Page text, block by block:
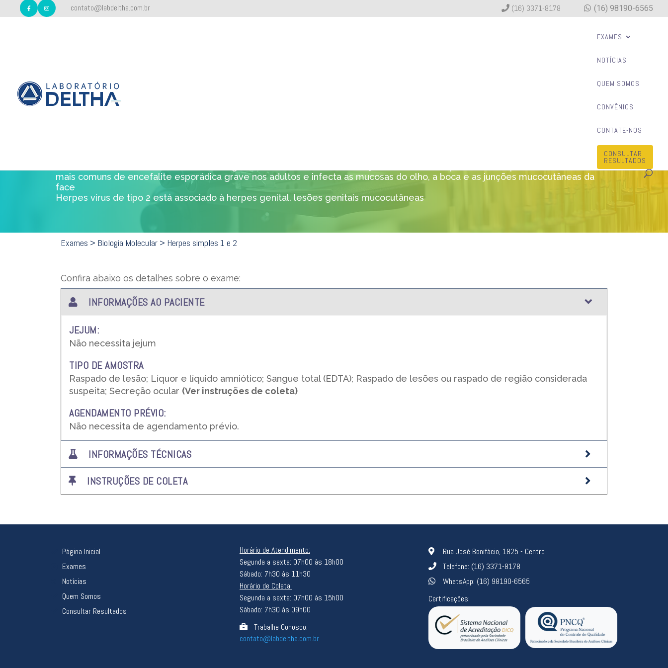
contato@labdeltha.com.br (16) 3371-8178 (16) 98190-6565
EXAMES
NOTÍCIAS
QUEM SOMOS
CONVÊNIOS
CONTATE-NOS
CONSULTAR
RESULTADOS
forma latente. Estão relacionados a uma grande variedade de manifestações clínicas. O herpes vírus de tipo 1 é uma das causas
mais comuns de encefalite esporádica grave nos adultos e infecta as mucosas do olho, a boca e as junções mucocutâneas da
face
Herpes vírus de tipo 2 está associado à herpes genital. lesões genitais mucocutâneas
Exames > Biologia Molecular > Herpes simples 1 e 2
Confira abaixo os detalhes sobre o exame:
INFORMAÇÕES AO PACIENTE
JEJUM:
Não necessita jejum
TIPO DE AMOSTRA
Raspado de lesão; Líquor e líquido amniótico; Sangue total (EDTA); Raspado de lesões ou raspado de região considerada
suspeita; Secreção ocular (Ver instruções de coleta)
AGENDAMENTO PRÉVIO:
Não necessita de agendamento prévio.
INFORMAÇÕES TÉCNICAS
INSTRUÇÕES DE COLETA
Página Inicial
Exames
Notícias
Quem Somos
Consultar Resultados
Horário de Atendimento:
Segunda a sexta: 07h00 às 18h00
Sábado: 7h30 às 11h30
Horário de Coleta:
Segunda a sexta: 07h00 às 15h00
Sábado: 7h30 às 09h00
Trabalhe Conosco:
contato@labdeltha.com.br
Rua José Bonifácio, 1825 - Centro
Telefone: (16) 3371-8178
WhatsApp: (16) 98190-6565
Certificações: